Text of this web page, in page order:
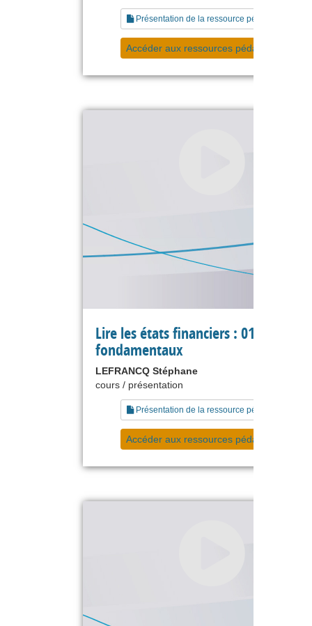
Présentation de la ressource pédagogique
Accéder aux ressources pédagogiques
Lire les états financiers : 01 principes
fondamentaux
LEFRANCQ Stéphane
cours / présentation
Présentation de la ressource pédagogique
Accéder aux ressources pédagogiques